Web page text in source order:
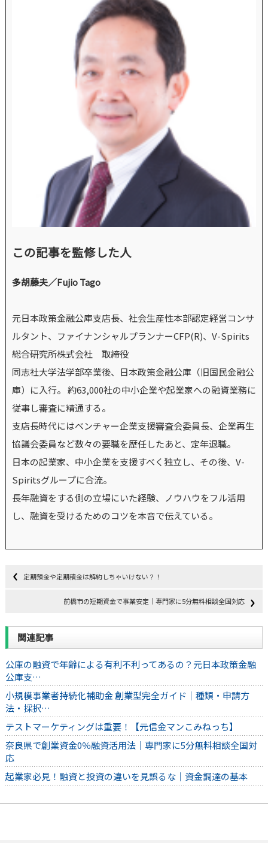
この記事を監修した人
多胡藤夫／Fujio Tago
元日本政策金融公庫支店長、社会生産性本部認定経営コンサ
ルタント、ファイナンシャルプランナーCFP(R)、V-Spirits
総合研究所株式会社 取締役
同志社大学法学部卒業後、日本政策金融公庫（旧国民金融公
庫）に入行。 約63,000社の中小企業や起業家への融資業務に
従事し審査に精通する。
支店長時代にはベンチャー企業支援審査会委員長、企業再生
協議会委員など数々の要職を歴任したあと、定年退職。
日本の起業家、中小企業を支援すべく独立し、その後、V-
Spiritsグループに合流。
長年融資をする側の立場にいた経験、ノウハウをフル活用
し、融資を受けるためのコツを本音で伝えている。
定期預金や定期積金は解約しちゃいけない？！
前橋市の短期資金で事業安定｜専門家に5分無料相談全国対応
関連記事
公庫の融資で年齢による有利不利ってあるの？元日本政策金融
公庫支…
小規模事業者持続化補助金 創業型完全ガイド｜種類・申請方
法・採択…
テストマーケティングは重要！【元信金マンこみねっち】
奈良県で創業資金0％融資活用法｜専門家に5分無料相談全国対
応
起業家必見！融資と投資の違いを見誤るな｜資金調達の基本